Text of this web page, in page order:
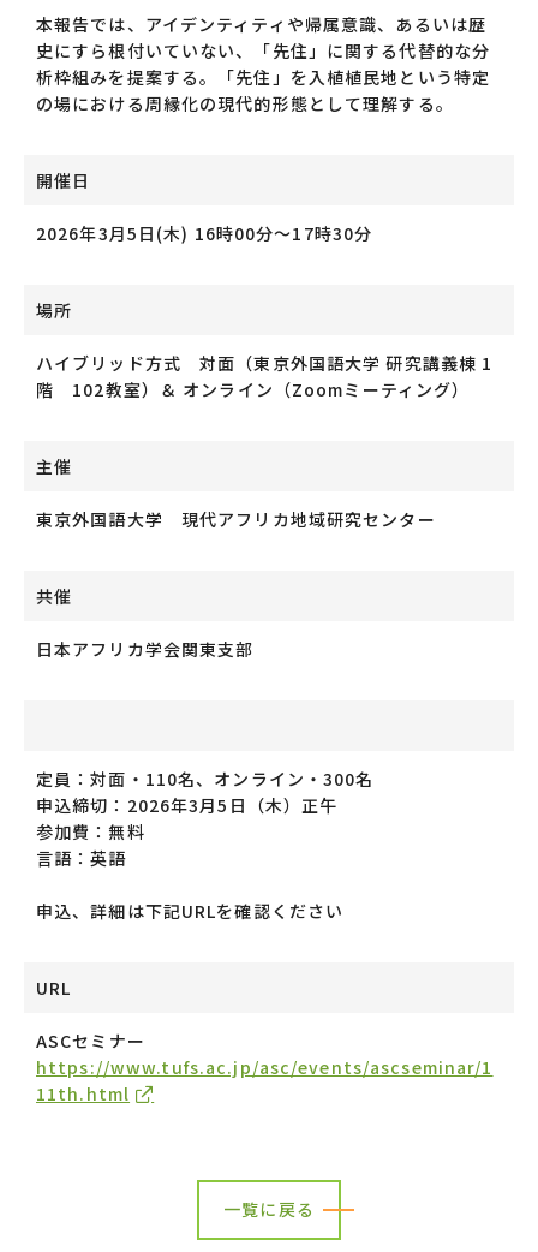
本報告では、アイデンティティや帰属意識、あるいは歴
史にすら根付いていない、「先住」に関する代替的な分
析枠組みを提案する。「先住」を入植植民地という特定
の場における周縁化の現代的形態として理解する。
開催日
2026年3月5日(木) 16時00分～17時30分
場所
ハイブリッド方式 対面（東京外国語大学 研究講義棟 1
階 102教室）＆ オンライン（Zoomミーティング）
主催
東京外国語大学 現代アフリカ地域研究センター
共催
日本アフリカ学会関東支部
定員：対面・110名、オンライン・300名
申込締切：2026年3月5日（木）正午
参加費：無料
言語：英語
申込、詳細は下記URLを確認ください
URL
ASCセミナー
https://www.tufs.ac.jp/asc/events/ascseminar/1
11th.html
一覧に戻る